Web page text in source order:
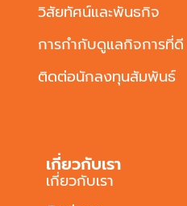
วิสัยทัศน์และพันธกิจ
การกำกับดูแลกิจการที่ดี
ติดต่อนักลงทุนสัมพันธ์
เกี่ยวกับเรา
เกี่ยวกับเรา